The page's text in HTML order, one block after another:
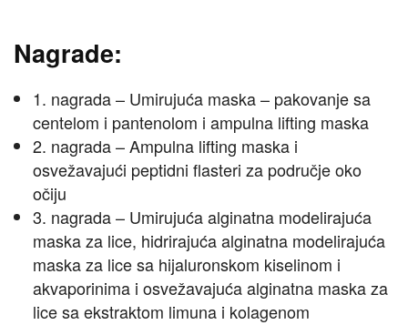
Nagrade:
1. nagrada – Umirujuća maska – pakovanje sa
centelom i pantenolom i ampulna lifting maska
2. nagrada – Ampulna lifting maska i
osvežavajući peptidni flasteri za područje oko
očiju
3. nagrada – Umirujuća alginatna modelirajuća
maska za lice, hidrirajuća alginatna modelirajuća
maska za lice sa hijaluronskom kiselinom i
akvaporinima i osvežavajuća alginatna maska za
lice sa ekstraktom limuna i kolagenom